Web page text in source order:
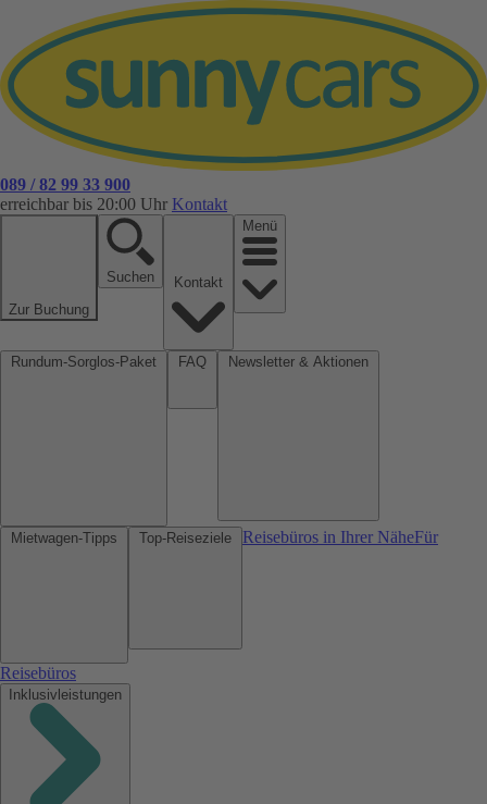
089 / 82 99 33 900
erreichbar bis 20:00 Uhr Kontakt
Zur Buchung
Suchen
Menü
Reisebüros in Ihrer NäheFür
Reisebüros
Inklusivleistungen